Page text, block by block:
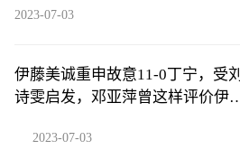
2023-07-03
伊藤美诚重申故意11-0丁宁，受刘
诗雯启发，邓亚萍曾这样评价伊
2023-07-03